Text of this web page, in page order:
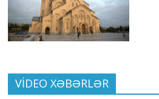
VİDEO XƏBƏRLƏR